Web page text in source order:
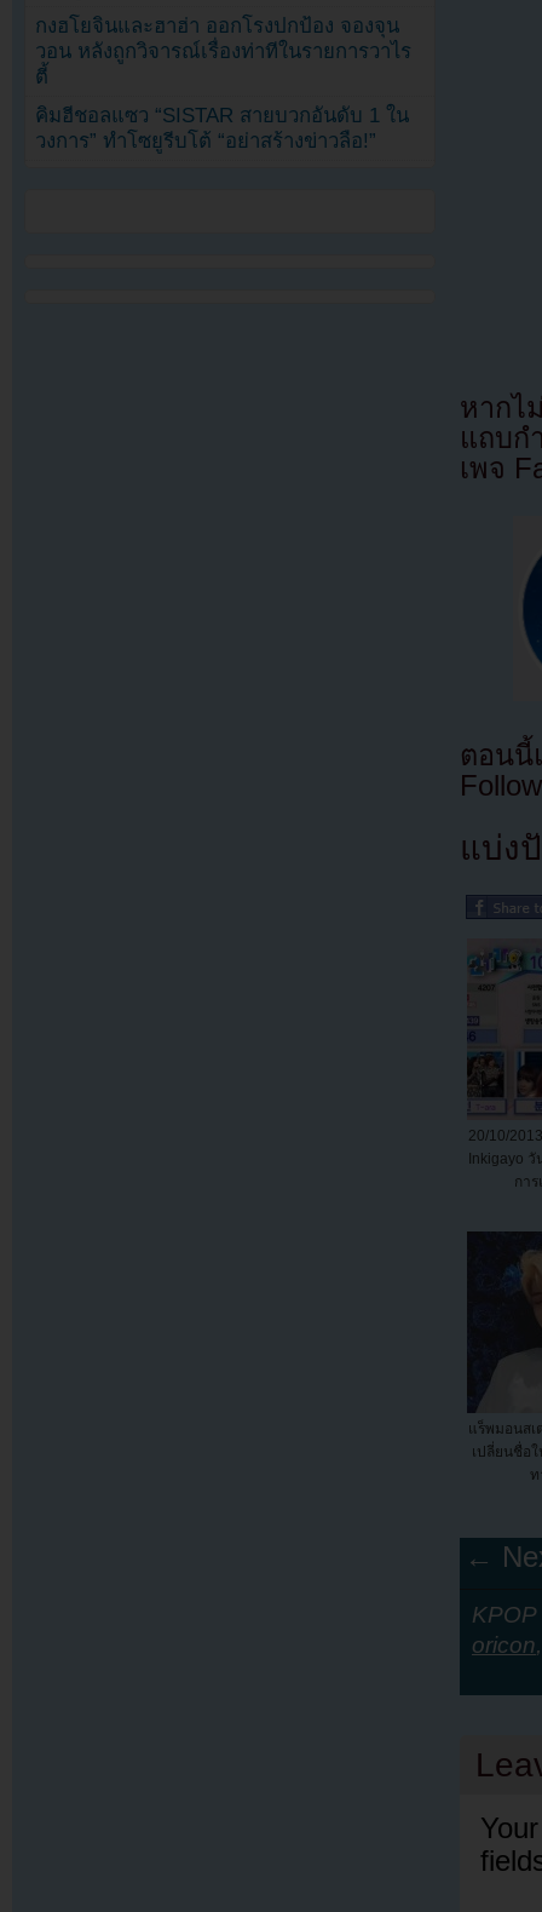
หากไ
แถบก
เพจ
ตอนนี้
แบ่ง
20/10/
Inkigayo
กา
แร็พมอนสเ
เปลี่ยนชื่อ
ท
←
oricon
กงฮโยจินและฮาฮ่า ออกโรงปกป้อง จองจุน
วอน หลังถูกวิจารณ์เรื่องท่าทีในรายการวาไร
ตี้
คิมฮีชอลแซว “SISTAR สายบวกอันดับ 1 ใน
วงการ” ทำโซยูรีบโต้ “อย่าสร้างข่าวลือ!”